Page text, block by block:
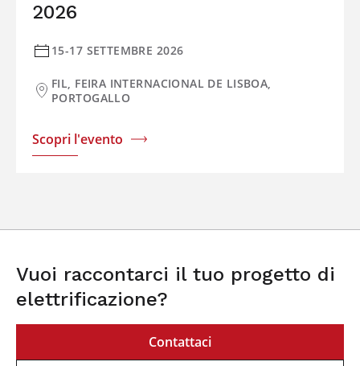
2026
15-17 SETTEMBRE 2026
FIL, FEIRA INTERNACIONAL DE LISBOA,
PORTOGALLO
Scopri l'evento
Vuoi raccontarci il tuo progetto di
elettrificazione?
Contattaci